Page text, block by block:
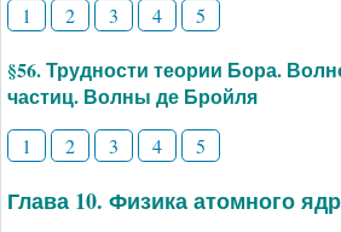
1 2 3 4 5
§56. Трудности теории Бора.
частиц. Волны де Бройля
1 2 3 4 5
Глава 10. Физика атомного